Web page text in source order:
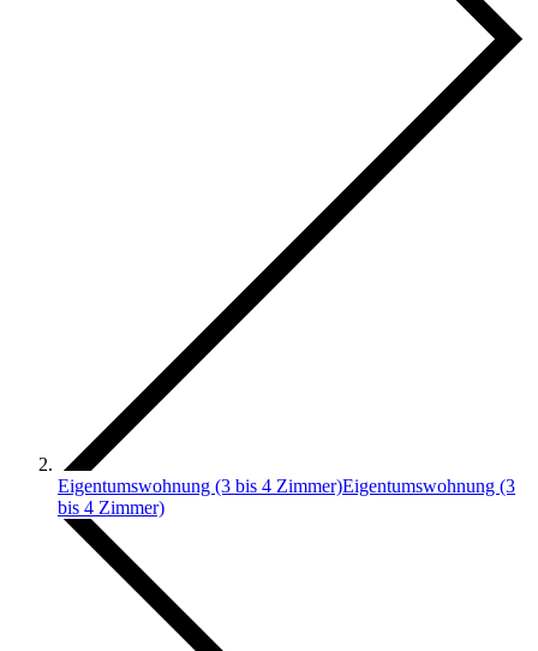
Eigentumswohnung (3 bis 4 Zimmer)Eigentumswohnung (3
bis 4 Zimmer)